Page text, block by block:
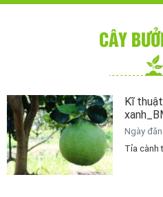
CÂY
Kĩ
Ngày
Tỉa cành